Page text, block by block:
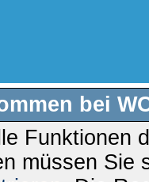
bei
Funktionen
müssen Sie